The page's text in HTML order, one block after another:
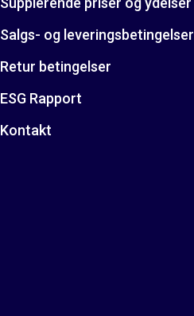
Salgs- og leveringsbetingelser
Retur betingelser
ESG Rapport
Kontakt